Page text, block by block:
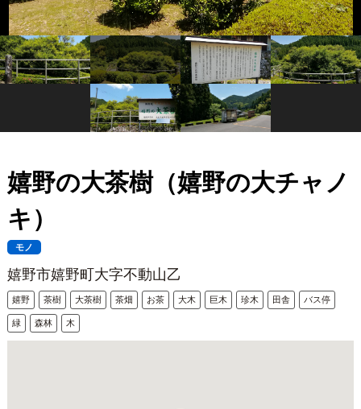
嬉野の大茶樹（嬉野の大チャノ
キ）
モノ
嬉野市嬉野町大字不動山乙
嬉野 茶樹 大茶樹 茶畑 お茶 大木 巨木 珍木 田舎 バス停
緑 森林 木